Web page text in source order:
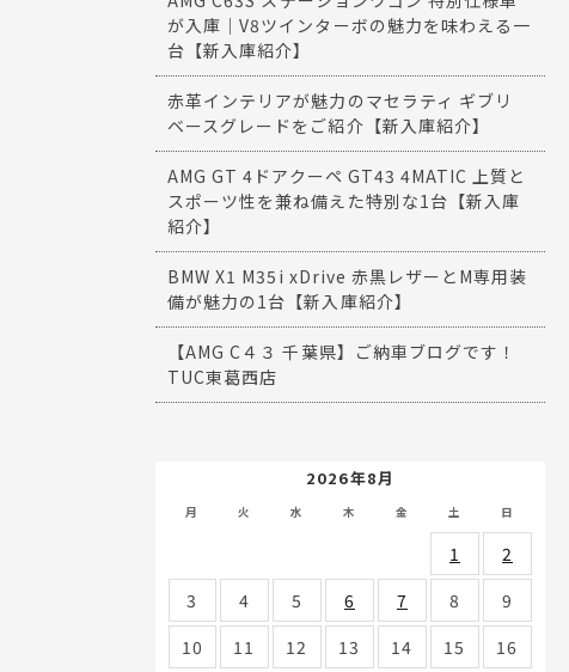
が入庫｜V8ツインターボの魅力を味わえる一
台【新入庫紹介】
赤革インテリアが魅力のマセラティ ギブリ
ベースグレードをご紹介【新入庫紹介】
AMG GT 4ドアクーペ GT43 4MATIC 上質と
スポーツ性を兼ね備えた特別な1台【新入庫
紹介】
BMW X1 M35i xDrive 赤黒レザーとM専用装
備が魅力の1台【新入庫紹介】
【AMG C４３ 千葉県】ご納車ブログです！
TUC東葛西店
2026年8月
月 火 水 木 金 土 日
1
2
3
4 5 6 7 8
9
10
11 12 13 14 15
16